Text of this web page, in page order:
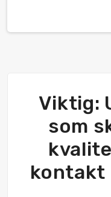
Viktig:
som
kontakt